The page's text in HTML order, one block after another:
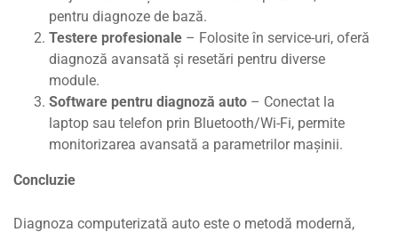
pentru diagnoze de bază.
Testere profesionale – Folosite în service-uri, oferă
diagnoză avansată și resetări pentru diverse
module.
Software pentru diagnoză auto – Conectat la
laptop sau telefon prin Bluetooth/Wi-Fi, permite
monitorizarea avansată a parametrilor mașinii.
Concluzie
Diagnoza computerizată auto este o metodă modernă,